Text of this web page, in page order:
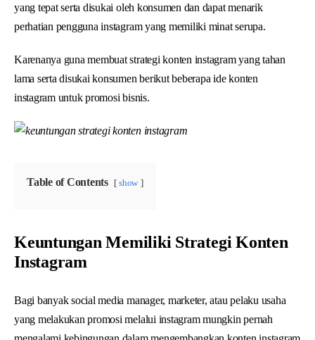
yang tepat serta disukai oleh konsumen dan dapat menarik
perhatian pengguna instagram yang memiliki minat serupa.
Karenanya guna membuat strategi konten instagram yang tahan
lama serta disukai konsumen berikut beberapa ide konten
instagram untuk promosi bisnis.
Table of Contents show
Keuntungan Memiliki Strategi Konten
Instagram
Bagi banyak social media manager, marketer, atau pelaku usaha
yang melakukan promosi melalui instagram mungkin pernah